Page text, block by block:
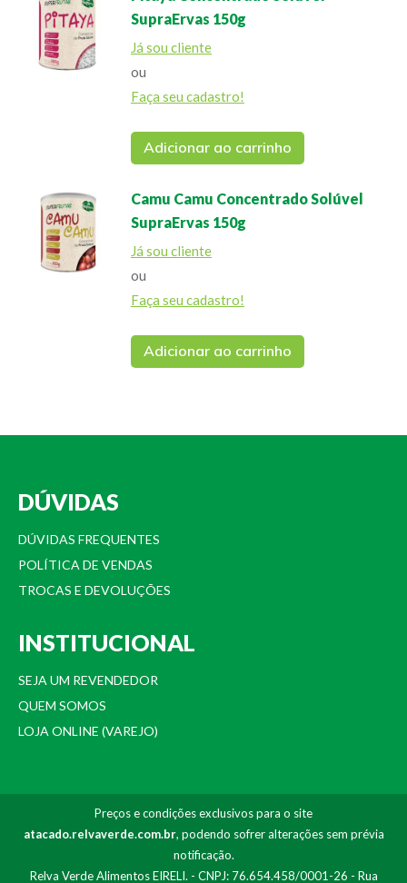
SupraErvas 150g
Já sou cliente
ou
Faça seu cadastro!
Adicionar ao carrinho
Camu Camu Concentrado Solúvel
SupraErvas 150g
Já sou cliente
ou
Faça seu cadastro!
Adicionar ao carrinho
DÚVIDAS
DÚVIDAS FREQUENTES
POLÍTICA DE VENDAS
TROCAS E DEVOLUÇÕES
INSTITUCIONAL
SEJA UM REVENDEDOR
QUEM SOMOS
LOJA ONLINE (VAREJO)
Preços e condições exclusivos para o site
atacado.relvaverde.com.br, podendo sofrer alterações sem prévia
notificação.
Relva Verde Alimentos EIRELI. - CNPJ: 76.654.458/0001-26 - Rua